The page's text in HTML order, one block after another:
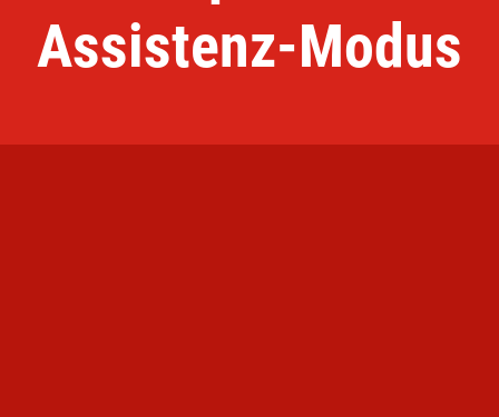
Assistenz-Modus